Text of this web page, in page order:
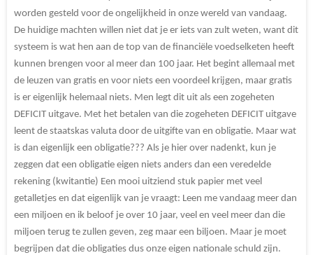
worden gesteld voor de ongelijkheid in onze wereld van vandaag.
De huidige machten willen niet dat je er iets van zult weten, want dit
systeem is wat hen aan de top van de financiële voedselketen heeft
kunnen brengen voor al meer dan 100 jaar. Het begint allemaal met
de leuzen van gratis en voor niets een voordeel krijgen, maar gratis
is er eigenlijk helemaal niets. Men legt dit uit als een zogeheten
DEFICIT uitgave. Met het betalen van die zogeheten DEFICIT uitgave
leent de staatskas valuta door de uitgifte van en obligatie. Maar wat
is dan eigenlijk een obligatie??? Als je hier over nadenkt, kun je
zeggen dat een obligatie eigen niets anders dan een veredelde
rekening (kwitantie) Een mooi uitziend stuk papier met veel
getalletjes en dat eigenlijk van je vraagt: Leen me vandaag meer dan
een miljoen en ik beloof je over 10 jaar, veel en veel meer dan die
miljoen terug te zullen geven, zeg maar een biljoen. Maar je moet
begrijpen dat die obligaties dus onze eigen nationale schuld zijn.